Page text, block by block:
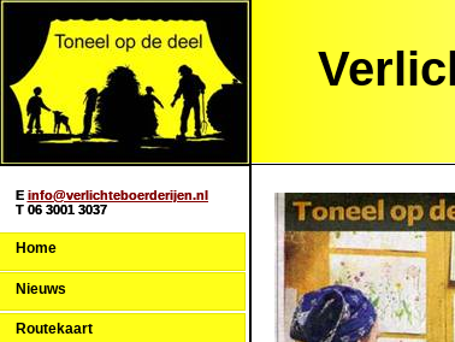
E info@verlichteboerderijen.nl
T 06 3001 3037
Home
Nieuws
Routekaart
E info@verlichteboerderijen.nl
T 06 3001 3037